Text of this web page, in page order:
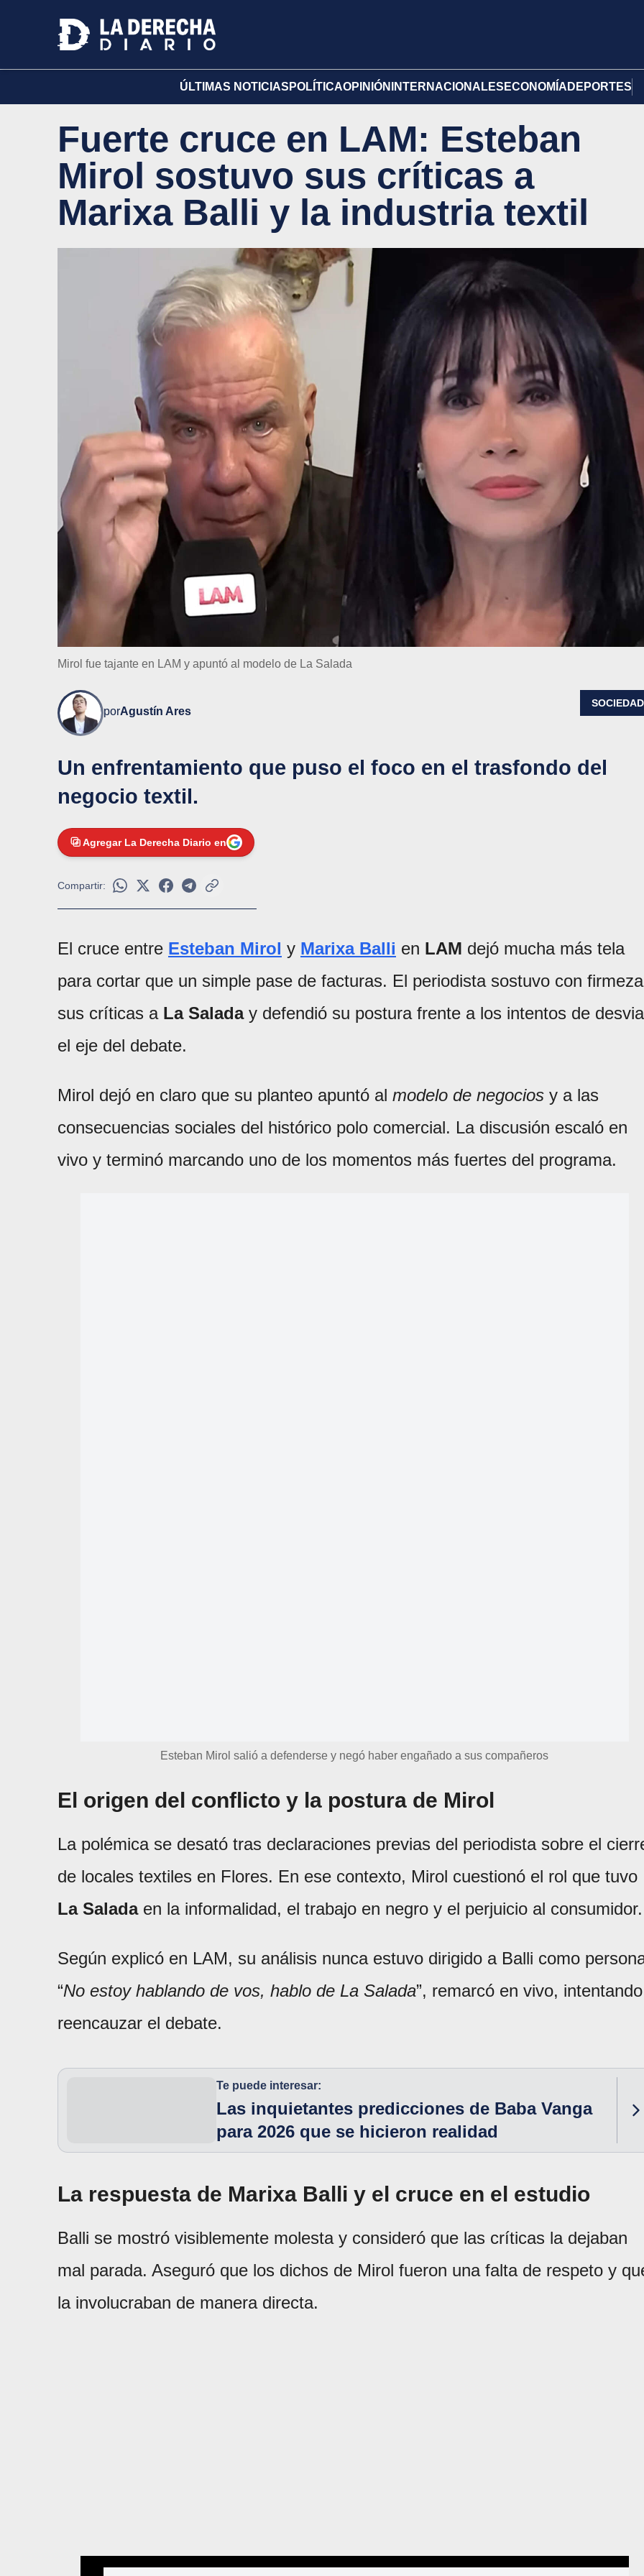
ÚLTIMAS NOTICIAS POLÍTICAOPINIÓN INTERNACIONALES ECONOMÍA DEPORTES
Fuerte cruce en LAM: Esteban
Mirol sostuvo sus críticas a
Marixa Balli y la industria textil
Mirol fue tajante en LAM y apuntó al modelo de La Salada
porAgustín Ares
SOCIEDAD
Un enfrentamiento que puso el foco en el trasfondo del
negocio textil.
Agregar La Derecha Diario en
Compartir:
El cruce entre Esteban Mirol y Marixa Balli en LAM dejó mucha más tela
para cortar que un simple pase de facturas. El periodista sostuvo con firmeza
sus críticas a La Saladay defendió su postura frente a los intentos de
el eje del debate.
Mirol dejó en claro que su planteo apuntó al modelo de negocios y a las
consecuencias sociales del histórico polo comercial. La discusión escaló en
vivo y terminó marcando uno de los momentos más fuertes del programa.
Esteban Mirol salió a defenderse y negó haber engañado a sus compañeros
El origen del conflicto y la postura de Mirol
La polémica se desató tras declaraciones previas del periodista sobre el
de locales textiles en Flores. En ese contexto, Mirol cuestionó el rol que tuvo
La Saladaen la informalidad, el trabajo en negro y el perjuicio al consumidor.
Según explicó en LAM, su análisis nunca estuvo dirigido a Balli como
“No estoy hablando de vos, hablo de La Salada”, remarcó en vivo, intentando
reencauzar el debate.
Te puede interesar:
Las inquietantes predicciones de Baba Vanga
para 2026 que se hicieron realidad
La respuesta de Marixa Balli y el cruce en el estudio
Balli se mostró visiblemente molesta y consideró que las críticas la dejaban
mal parada. Aseguró que los dichos de Mirol fueron una falta de respeto y
la involucraban de manera directa.